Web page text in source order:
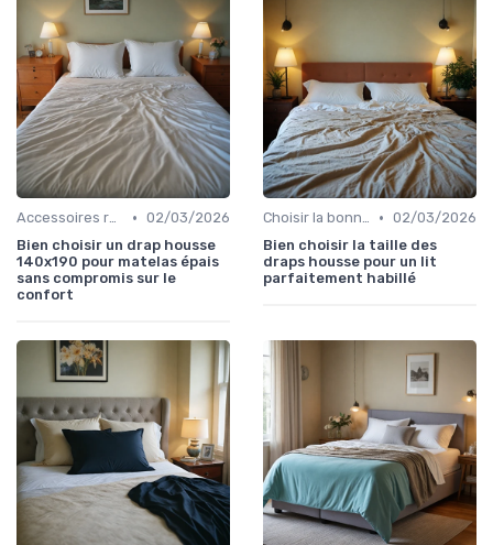
Accessoires recommandés • 02/03/2026
Bien choisir un drap housse
140x190 pour matelas épais
sans compromis sur le
confort
Choisir la bonne taille • 02/03/2026
Bien choisir la taille des
draps housse pour un lit
parfaitement habillé